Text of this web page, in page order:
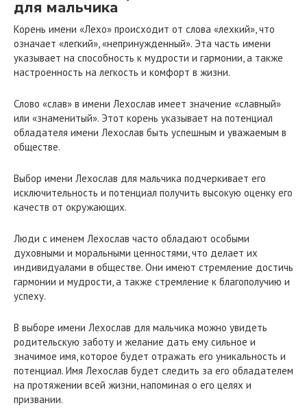
для мальчика
Корень имени «Лехо» происходит от слова «лехкий», что
означает «легкий», «непринужденный». Эта часть имени
указывает на способность к мудрости и гармонии, а также
настроенность на легкость и комфорт в жизни.
Слово «слав» в имени Лехослав имеет значение «славный»
или «знаменитый». Этот корень указывает на потенциал
обладателя имени Лехослав быть успешным и уважаемым в
обществе.
Выбор имени Лехослав для мальчика подчеркивает его
исключительность и потенциал получить высокую оценку его
качеств от окружающих.
Люди с именем Лехослав часто обладают особыми
духовными и моральными ценностями, что делает их
индивидуалами в обществе. Они имеют стремление достичь
гармонии и мудрости, а также стремление к благополучию и
успеху.
В выборе имени Лехослав для мальчика можно увидеть
родительскую заботу и желание дать ему сильное и
значимое имя, которое будет отражать его уникальность и
потенциал. Имя Лехослав будет следить за его обладателем
на протяжении всей жизни, напоминая о его целях и
призвании.